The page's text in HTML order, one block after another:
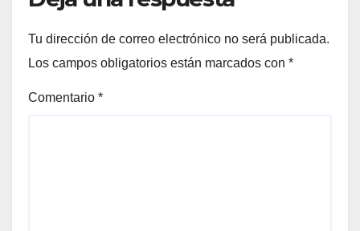
Tu dirección de correo electrónico no será publicada.
Los campos obligatorios están marcados con *
Comentario *